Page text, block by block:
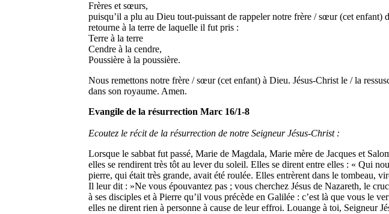
Frères et sœurs,
puisqu’il a plu au Dieu tout-puissant de rappeler notre frère / sœur (cet enfant)
retourne à la terre de laquelle il fut pris :
Terre à la terre
Cendre à la cendre,
Poussière à la poussière.
Nous remettons notre frère / sœur (cet enfant) à Dieu. Jésus-Christ le / la
dans son royaume. Amen.
Evangile de la résurrection Marc 16/1-8
Ecoutez le récit de la résurrection de notre Seigneur Jésus-Christ :
Lorsque le sabbat fut passé, Marie de Magdala, Marie mère de Jacques et
elles se rendirent très tôt au lever du soleil. Elles se dirent entre elles : « Qui
pierre, qui était très grande, avait été roulée. Elles entrèrent dans le tombeau,
Il leur dit : »Ne vous épouvantez pas ; vous cherchez Jésus de Nazareth, le
à ses disciples et à Pierre qu’il vous précède en Galilée : c’est là que vous le
elles ne dirent rien à personne à cause de leur effroi. Louange à toi, Seigneur